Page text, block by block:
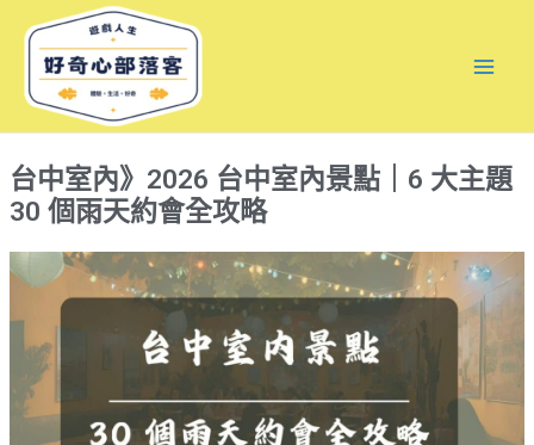
容台中室內》2026 台中室內景點｜6 大主題
30 個雨天約會全攻略